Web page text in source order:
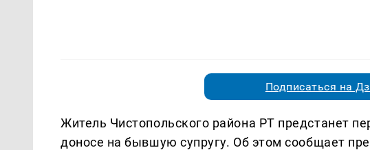
Подписаться на
Житель Чистопольского района РТ предстанет
доносе на бывшую супругу. Об этом сообщает